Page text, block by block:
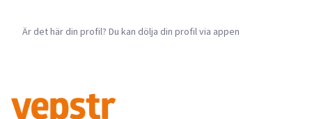
Är det här din profil? Du kan dölja din profil via appen